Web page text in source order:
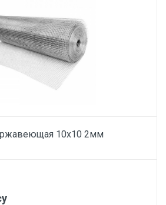
10х10 2мм